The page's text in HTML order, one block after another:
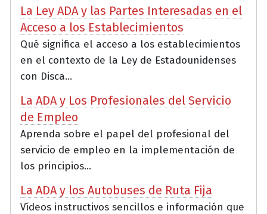
La Ley ADA y las Partes Interesadas en el
Acceso a los Establecimientos
Qué significa el acceso a los establecimientos
en el contexto de la Ley de Estadounidenses
con Disca...
La ADA y Los Profesionales del Servicio
de Empleo
Aprenda sobre el papel del profesional del
servicio de empleo en la implementación de
los principios...
La ADA y los Autobuses de Ruta Fija
Vídeos instructivos sencillos e información que